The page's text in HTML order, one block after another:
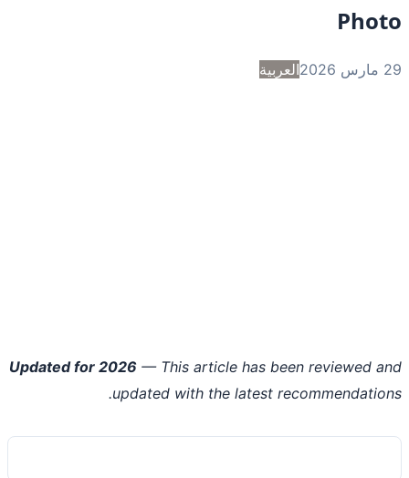
العربية
Updated for 2026 — This article has been reviewed
updated with the latest